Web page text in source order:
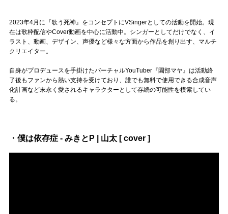
2023年4月に『歌う死神』をコンセプトにVSingerとしての活動を開始。現
在は歌枠配信やCover動画を中心に活動中。シンガーとしてだけでなく、イ
ラスト、動画、デザイン、声優など様々な方面から作品を創り出す、マルチ
クリエイター。
自身がプロデュースを手掛けたバーチャルYouTuber『園部マヤ』は活動終
了後もファンから熱い支持を受けており、誰でも無料で使用できる合成音声
化計画など末永く愛されるキャラクターとして存続の可能性を模索してい
る。
・僕は依存症 - みきとP | 山太 [ cover ]